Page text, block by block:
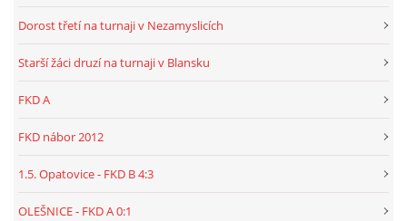
Dorost třetí na turnaji v Nezamyslicích
Starší žáci druzí na turnaji v Blansku
FKD A
FKD nábor 2012
1.5. Opatovice - FKD B 4:3
OLEŠNICE - FKD A 0:1